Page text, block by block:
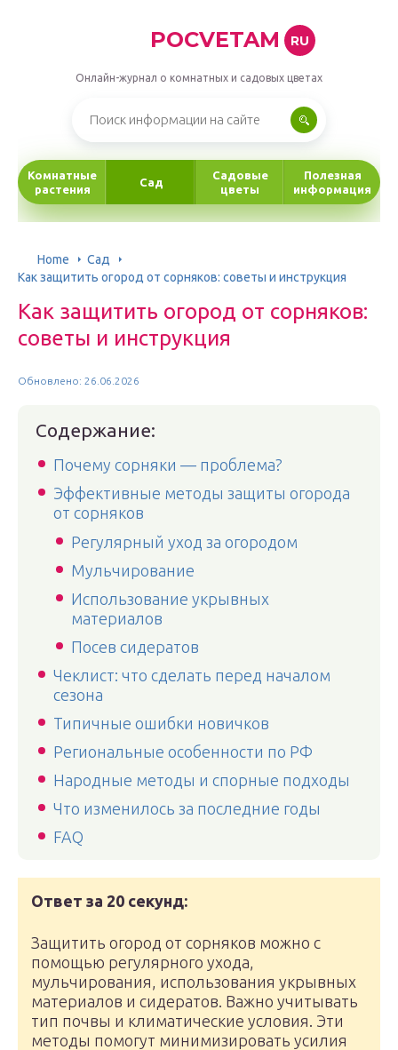
POCVETAM RU
Онлайн-журнал о комнатных и садовых цветах
Комнатные
растения
Сад
Садовые
цветы
Полезная
информация
Home
Сад
Как защитить огород от сорняков: советы и инструкция
Как защитить огород от сорняков:
советы и инструкция
Обновлено: 26.06.2026
Содержание:
Почему сорняки — проблема?
Эффективные методы защиты огорода
от сорняков
Регулярный уход за огородом
Мульчирование
Использование укрывных
материалов
Посев сидератов
Чеклист: что сделать перед началом
сезона
Типичные ошибки новичков
Региональные особенности по РФ
Народные методы и спорные подходы
Что изменилось за последние годы
FAQ
Ответ за 20 секунд:
Защитить огород от сорняков можно с
помощью регулярного ухода,
мульчирования, использования укрывных
материалов и сидератов. Важно учитывать
тип почвы и климатические условия. Эти
методы помогут минимизировать усилия